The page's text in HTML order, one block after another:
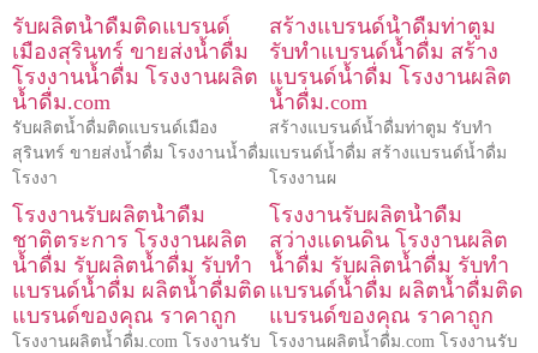
รับผลิตน้ำดื่มติดแบรนด์
เมืองสุรินทร์ ขายส่งน้ำดื่ม
โรงงานน้ำดื่ม โรงงานผลิต
น้ำดื่ม.com
รับผลิตน้ำดื่มติดแบรนด์เมือง
สุรินทร์ ขายส่งน้ำดื่ม โรงงานน้ำดื่ม
โรงงา
สร้างแบรนด์น้ำดื่มท่าตูม
รับทำแบรนด์น้ำดื่ม สร้าง
แบรนด์น้ำดื่ม โรงงานผลิต
น้ำดื่ม.com
สร้างแบรนด์น้ำดื่มท่าตูม รับทำ
แบรนด์น้ำดื่ม สร้างแบรนด์น้ำดื่ม
โรงงานผ
โรงงานรับผลิตน้ำดื่ม
ชาติตระการ โรงงานผลิต
น้ำดื่ม รับผลิตน้ำดื่ม รับทำ
แบรนด์น้ำดื่ม ผลิตน้ำดื่มติด
แบรนด์ของคุณ ราคาถูก
โรงงานผลิตน้ำดื่ม.com โรงงานรับ
โรงงานรับผลิตน้ำดื่ม
สว่างแดนดิน โรงงานผลิต
น้ำดื่ม รับผลิตน้ำดื่ม รับทำ
แบรนด์น้ำดื่ม ผลิตน้ำดื่มติด
แบรนด์ของคุณ ราคาถูก
โรงงานผลิตน้ำดื่ม.com โรงงานรับ